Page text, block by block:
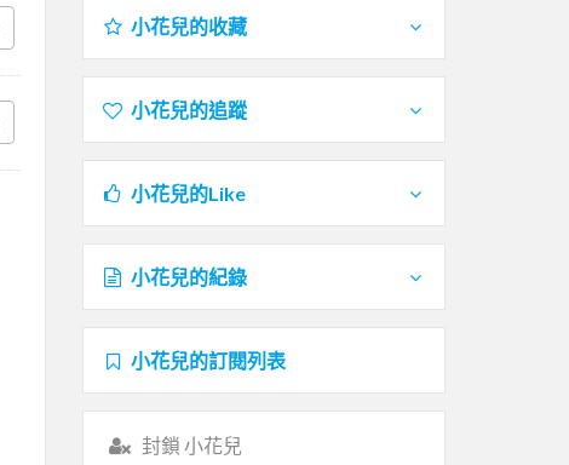
小花兒的收藏
小花兒的追蹤
小花兒的Like
小花兒的紀錄
小花兒的訂閱列表
封鎖 小花兒